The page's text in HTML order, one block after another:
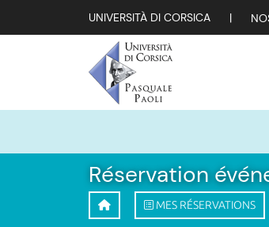
UNIVERSITÀ DI CORSICA |
Réservation
MES RÉSERVATIONS